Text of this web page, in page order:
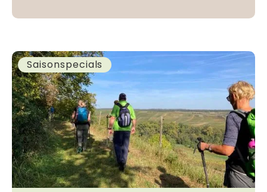
Saisonspecials